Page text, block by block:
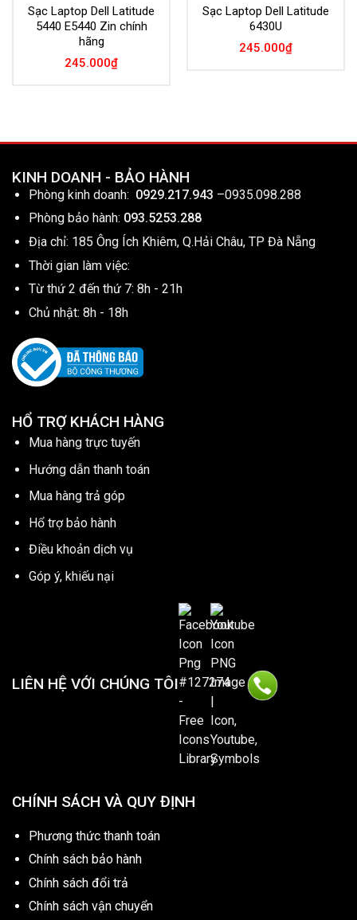
Sạc Laptop Dell Latitude
5440 E5440 Zin chính
hãng
245.000₫
Sạc Laptop Dell Latitude
6430U
245.000₫
KINH DOANH - BẢO HÀNH
Phòng kinh doanh: 0929.217.943 –0935.098.288
Phòng bảo hành: 093.5253.288
Địa chỉ: 185 Ông Ích Khiêm, Q.Hải Châu, TP Đà Nẵng
Thời gian làm việc:
Từ thứ 2 đến thứ 7: 8h - 21h
Chủ nhật: 8h - 18h
HỔ TRỢ KHÁCH HÀNG
Mua hàng trực tuyến
Hướng dẫn thanh toán
Mua hàng trả góp
Hổ trợ bảo hành
Điều khoản dịch vụ
Góp ý, khiếu nại
LIÊN HỆ VỚI CHÚNG TÔI
CHÍNH SÁCH VÀ QUY ĐỊNH
Phương thức thanh toán
Chính sách bảo hành
Chính sách đổi trả
Chính sách vận chuyển